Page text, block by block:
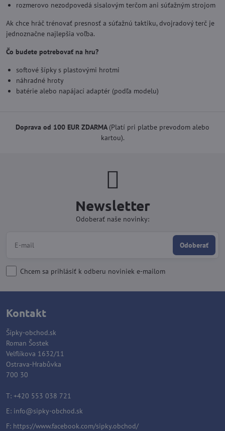
rozmerovo nezodpovedá sisalovým terčom ani súťažným strojom
Ak chce hráč trénovať presnosť a súťažnú taktiku, dvojradový terč je
jednoznačne najlepšia voľba.
Čo budete potrebovať na hru?
softové šípky s plastovými hrotmi
náhradné hroty
batérie alebo napájací adaptér (podľa modelu)
Doprava od 100 EUR ZDARMA(Platí pri platbe prevodom alebo
kartou).
Newsletter
Odoberať naše novinky:
Odoberať
Chcem sa prihlásiť k odberu noviniek e-mailom
Kontakt
Šípky-obchod.sk
Roman Šostek
Velflíkova 1632/11
Ostrava-Hrabůvka
700 30
T: +420 553 038 721
E: info@sipky-obchod.sk
F: https://www.facebook.com/sipky.obchod/